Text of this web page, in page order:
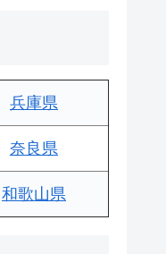
兵庫県
奈良県
和歌山県